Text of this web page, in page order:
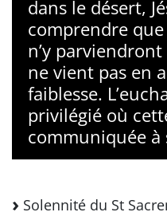
dans le désert,
comprendre
n’y
ne vient pas en
faiblesse.
privilégié où
communiquée à
Solennité du St